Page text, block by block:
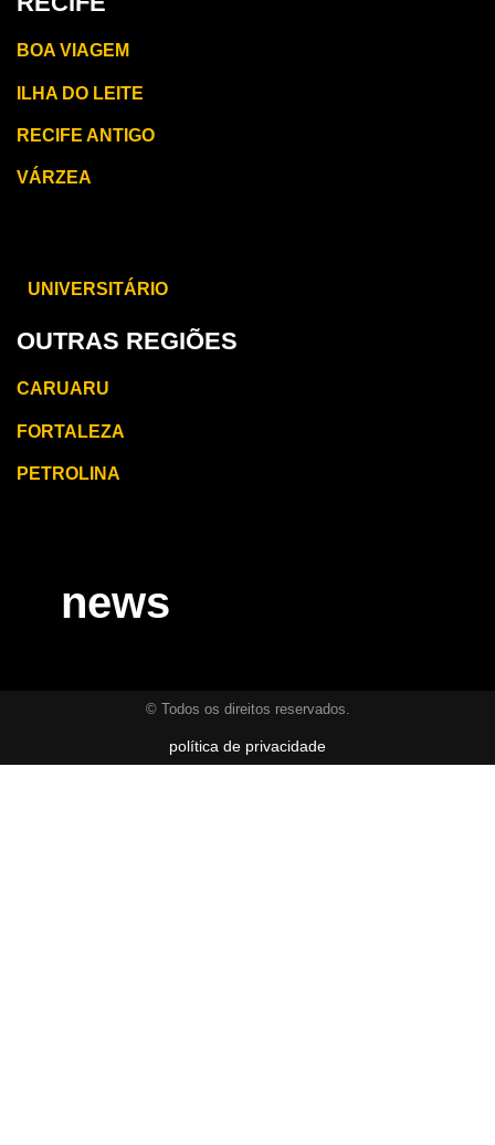
BOA VIAGEM
ILHA DO LEITE
RECIFE ANTIGO
VÁRZEA
UNIVERSITÁRIO
OUTRAS REGIÕES
CARUARU
FORTALEZA
PETROLINA
news
© Todos os direitos reservados.
política de privacidade